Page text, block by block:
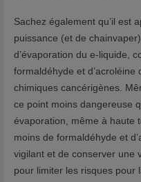
Sachez également qu’il est
puissance (et de
d’évaporation du e-liquide,
formaldéhyde et
chimiques cancérigènes.
ce point moins dangereuse
évaporation, même à haute
moins de formaldéhyde et
vigilant et de conserver une
pour limiter les risques pour